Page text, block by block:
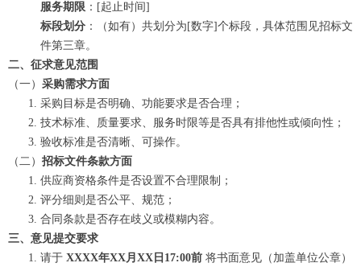
服务期限 ：[起止时间]
标段划分 ：（如有）共划分为[数字]个标段，具体范围见招标文
件第三章。
二、征求意见范围
（一） 采购需求方面
采购目标是否明确、功能要求是否合理；
技术标准、质量要求、服务时限等是否具有排他性或倾向性；
验收标准是否清晰、可操作。
（二） 招标文件条款方面
供应商资格条件是否设置不合理限制；
评分细则是否公平、规范；
合同条款是否存在歧义或模糊内容。
三、意见提交要求
请于 XXXX年XX月XX日17:00前 ​ 将书面意见（加盖单位公章）